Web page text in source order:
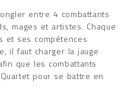
entre 4 combattants
mages et artistes. Chaque
et ses compétences
il faut charger la jauge
que les combattants
pour se battre en